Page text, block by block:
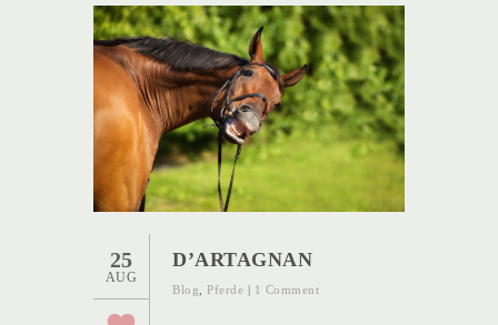
25
AUG
D’ARTAGNAN
Blog, Pferde 1 Comment